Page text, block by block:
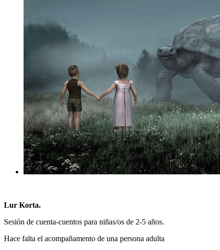
Lur Korta.
Sesión de cuenta-cuentos para niñas/os de 2-5 años.
Hace falta el acompañamento de una persona adulta